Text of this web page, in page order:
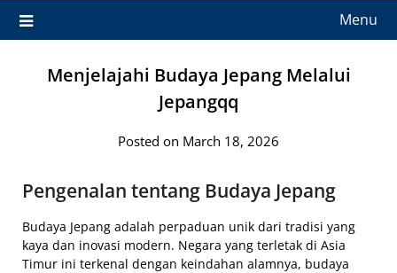
Menu
Menjelajahi Budaya Jepang Melalui
Jepangqq
Posted on March 18, 2026
Pengenalan tentang Budaya Jepang
Budaya Jepang adalah perpaduan unik dari tradisi yang
kaya dan inovasi modern. Negara yang terletak di Asia
Timur ini terkenal dengan keindahan alamnya, budaya